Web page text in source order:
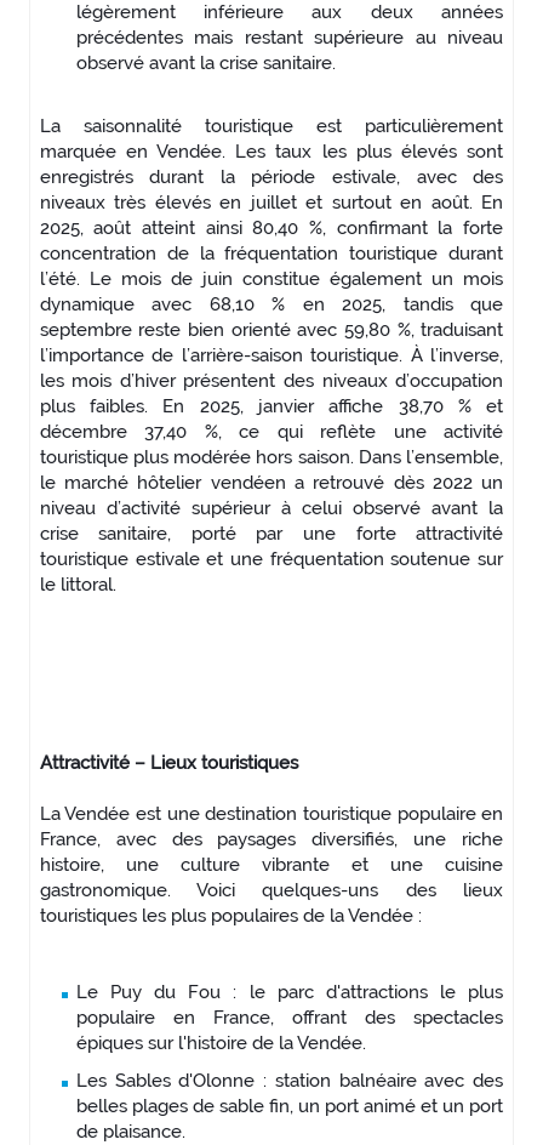
légèrement inférieure aux deux années
précédentes mais restant supérieure au niveau
observé avant la crise sanitaire.
La saisonnalité touristique est particulièrement
marquée en Vendée. Les taux les plus élevés sont
enregistrés durant la période estivale, avec des
niveaux très élevés en juillet et surtout en août. En
2025, août atteint ainsi 80,40 %, confirmant la forte
concentration de la fréquentation touristique durant
l’été. Le mois de juin constitue également un mois
dynamique avec 68,10 % en 2025, tandis que
septembre reste bien orienté avec 59,80 %, traduisant
l’importance de l’arrière-saison touristique. À l’inverse,
les mois d’hiver présentent des niveaux d’occupation
plus faibles. En 2025, janvier affiche 38,70 % et
décembre 37,40 %, ce qui reflète une activité
touristique plus modérée hors saison. Dans l’ensemble,
le marché hôtelier vendéen a retrouvé dès 2022 un
niveau d’activité supérieur à celui observé avant la
crise sanitaire, porté par une forte attractivité
touristique estivale et une fréquentation soutenue sur
le littoral.
Attractivité – Lieux touristiques
La Vendée est une destination touristique populaire en
France, avec des paysages diversifiés, une riche
histoire, une culture vibrante et une cuisine
gastronomique. Voici quelques-uns des lieux
touristiques les plus populaires de la Vendée :
Le Puy du Fou : le parc d'attractions le plus
populaire en France, offrant des spectacles
épiques sur l'histoire de la Vendée.
Les Sables d'Olonne : station balnéaire avec des
belles plages de sable fin, un port animé et un port
de plaisance.